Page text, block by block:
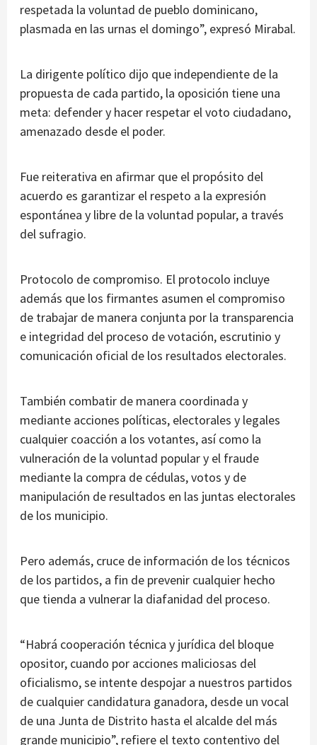
respetada la voluntad de pueblo dominicano,
plasmada en las urnas el domingo”, expresó Mirabal.
La dirigente político dijo que independiente de la
propuesta de cada partido, la oposición tiene una
meta: defender y hacer respetar el voto ciudadano,
amenazado desde el poder.
Fue reiterativa en afirmar que el propósito del
acuerdo es garantizar el respeto a la expresión
espontánea y libre de la voluntad popular, a través
del sufragio.
Protocolo de compromiso. El protocolo incluye
además que los firmantes asumen el compromiso
de trabajar de manera conjunta por la transparencia
e integridad del proceso de votación, escrutinio y
comunicación oficial de los resultados electorales.
También combatir de manera coordinada y
mediante acciones políticas, electorales y legales
cualquier coacción a los votantes, así como la
vulneración de la voluntad popular y el fraude
mediante la compra de cédulas, votos y de
manipulación de resultados en las juntas electorales
de los municipio.
Pero además, cruce de información de los técnicos
de los partidos, a fin de prevenir cualquier hecho
que tienda a vulnerar la diafanidad del proceso.
“Habrá cooperación técnica y jurídica del bloque
opositor, cuando por acciones maliciosas del
oficialismo, se intente despojar a nuestros partidos
de cualquier candidatura ganadora, desde un vocal
de una Junta de Distrito hasta el alcalde del más
grande municipio”, refiere el texto contentivo del